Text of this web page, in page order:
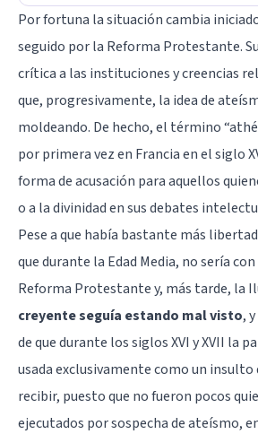
Por fortuna la situación cambia
seguido por la Reforma Protestante.
crítica a las instituciones y creencias
que, progresivamente, la idea de
moldeando. De hecho, el término
por primera vez en Francia en el siglo
forma de acusación para aquellos
o a la divinidad en sus debates
Pese a que había bastante más
que durante la Edad Media, no sería
Reforma Protestante y, más tarde, la
creyente seguía estando mal visto,
de que durante los siglos XVI y XVII la
usada exclusivamente como un insulto
recibir, puesto que no fueron pocos
ejecutados por sospecha de ateísmo,